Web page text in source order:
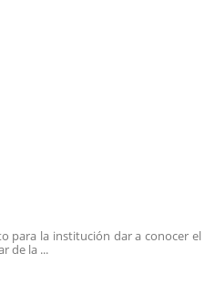
para la institución dar a conocer el
de la ...